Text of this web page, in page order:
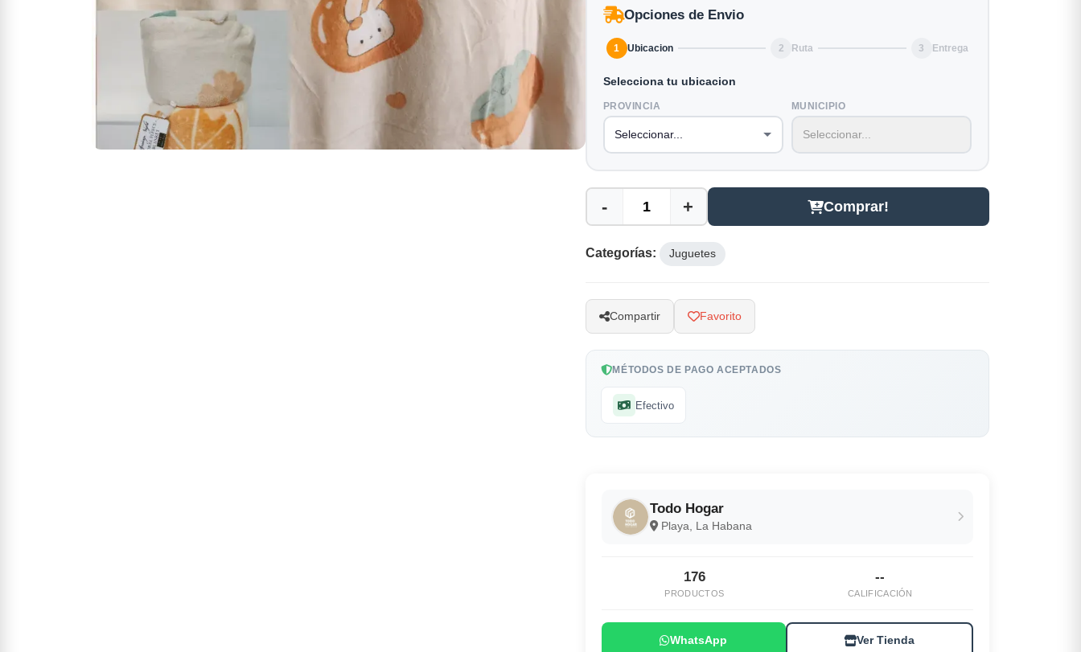
Opciones de Envio
1 Ubicacion 2 Ruta 3 Entrega
Selecciona tu ubicacion
PROVINCIA MUNICIPIO
- + Comprar!
Categorías: Juguetes
Compartir Favorito
MÉTODOS DE PAGO ACEPTADOS
Efectivo
Todo Hogar
Playa, La Habana
176
PRODUCTOS
--
CALIFICACIÓN
WhatsApp Ver Tienda